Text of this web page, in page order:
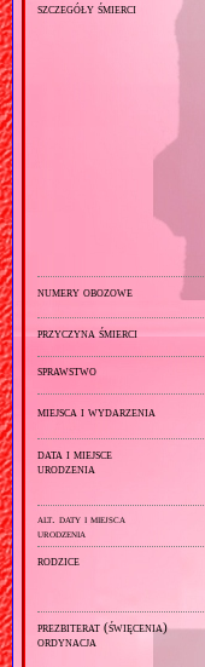
szczegóły śmierci
numery obozowe
przyczyna śmierci
sprawstwo
miejsca i wydarzenia
data i miejsce
urodzenia
alt. daty i miejsca
urodzenia
rodzice
prezbiterat (święcenia)
ordynacja